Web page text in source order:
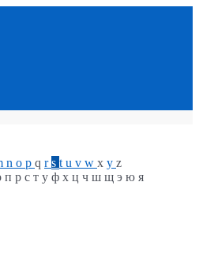
n o p q rs t u v w x y z
п р с т у ф х ц ч ш щ э ю я